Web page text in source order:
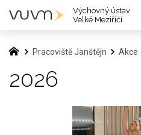
Pracoviště Janštějn Akce
2026
Výchovný ústav
Velké Meziříčí